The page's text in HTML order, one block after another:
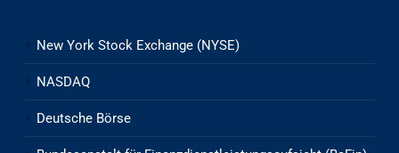
New York Stock Exchange (NYSE)
NASDAQ
Deutsche Börse